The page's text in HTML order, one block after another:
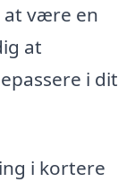
at være en
at
i dit
i kortere